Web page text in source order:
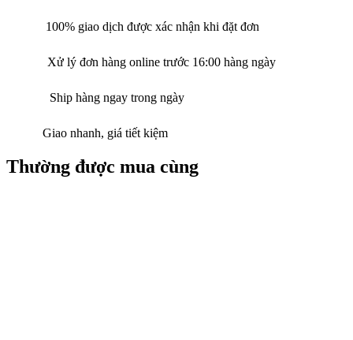
100% giao dịch được xác nhận khi đặt đơn
Xử lý đơn hàng online trước 16:00 hàng ngày
Ship hàng ngay trong ngày
Giao nhanh, giá tiết kiệm
Thường được mua cùng